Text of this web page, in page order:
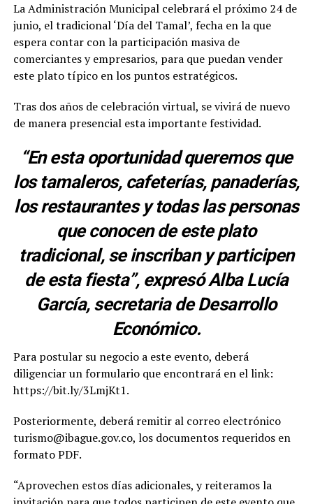
La Administración Municipal celebrará el próximo 24 de
junio, el tradicional ‘Día del Tamal’, fecha en la que
espera contar con la participación masiva de
comerciantes y empresarios, para que puedan vender
este plato típico en los puntos estratégicos.
Tras dos años de celebración virtual, se vivirá de nuevo
de manera presencial esta importante festividad.
“En esta oportunidad queremos que
los tamaleros, cafeterías, panaderías,
los restaurantes y todas las personas
que conocen de este plato
tradicional, se inscriban y participen
de esta fiesta”, expresó Alba Lucía
García, secretaria de Desarrollo
Económico.
Para postular su negocio a este evento, deberá
diligenciar un formulario que encontrará en el link:
https://bit.ly/3LmjKt1.
Posteriormente, deberá remitir al correo electrónico
turismo@ibague.gov.co, los documentos requeridos en
formato PDF.
“Aprovechen estos días adicionales, y reiteramos la